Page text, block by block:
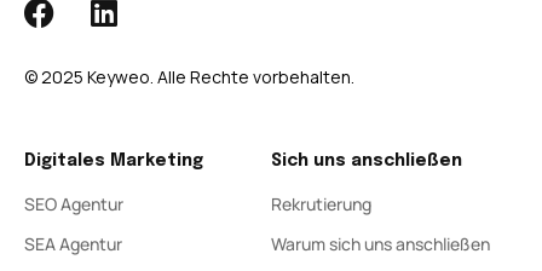
© 2025 Keyweo. Alle Rechte vorbehalten.
Digitales Marketing
SEO Agentur
SEA Agentur
Sich uns anschließen
Rekrutierung
Warum sich uns anschließen